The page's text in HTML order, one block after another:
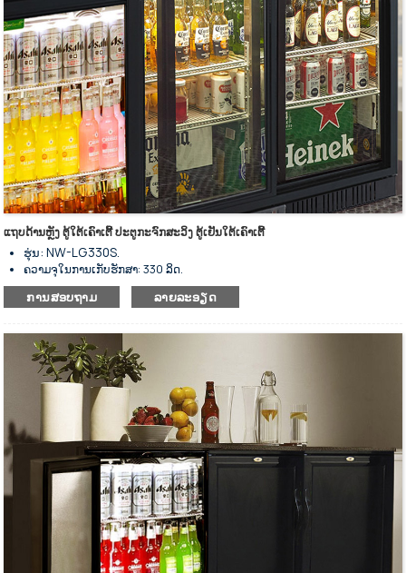
ແຖບດ້ານຫຼັງ ຕູ້ໃຕ້ເຄົາເຕີ້ ປະຕູກະຈົກສະວິງ ຕູ້ເຢັນໃຕ້ເຄົາເຕີ້
ຮຸ່ນ: NW-LG330S.
ຄວາມຈຸໃນການເກັບຮັກສາ: 330 ລິດ.
ຕູ້ເຢັນດ້ານຫຼັງທີ່ມີແຖບຢູ່ໃຕ້ເຄົາເຕີ້
ມີລະບົບເຮັດຄວາມເຢັນຊ່ວຍດ້ວຍພັດລົມ.
ພາຍນອກເຮັດດ້ວຍເຫຼັກສະແຕນເລດສີດຳ ແລະ ພາຍໃນເຮັດດ້ວຍອາລູມີ
ນຽມ.
ປະຕູດຽວ, ປະຕູຄູ່ ແລະ ປະຕູສາມແມ່ນທາງເລືອກ.
ຕົວຄວບຄຸມອຸນຫະພູມດິຈິຕອນ ແລະ ໜ້າຈໍສະແດງຜົນ.
ຊັ້ນວາງທີ່ທົນທານສາມາດປັບໄດ້.
ການໃຊ້ພະລັງງານຕໍ່າ ແລະ ສຽງລົບກວນຕໍ່າ.
ດີເລີດໃນການກັນຄວາມຮ້ອນ.
ແຜງປະຕູເລື່ອນແມ່ນເຮັດດ້ວຍແກ້ວທີ່ມີຄວາມແຂງແກ່ນ.
ປະເພດປິດອັດຕະໂນມັດພ້ອມດ້ວຍກະແຈລັອກ.
ສຳເລັດຮູບດ້ວຍການເຄືອບດ້ວຍຜົງ.
ສີດຳເປັນສີມາດຕະຖານ, ສີອື່ນໆສາມາດປັບແຕ່ງໄດ້.
ດ້ວຍແຜ່ນກະດານຂະຫຍາຍອອກເປັນເຄື່ອງລະເຫີຍ.
ລໍ້ລຸ່ມສຳລັບການວາງທີ່ຍືດຫຍຸ່ນ.
ການສອບຖາມ ລາຍລະອຽດ